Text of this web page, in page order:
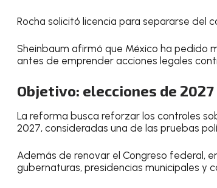
Rocha solicitó licencia para separarse del
Sheinbaum afirmó que México ha pedido
antes de emprender acciones legales
Objetivo: elecciones de 2027
La reforma busca reforzar los controles
2027, consideradas una de las pruebas
Además de renovar el Congreso federal,
gubernaturas, presidencias municipales y